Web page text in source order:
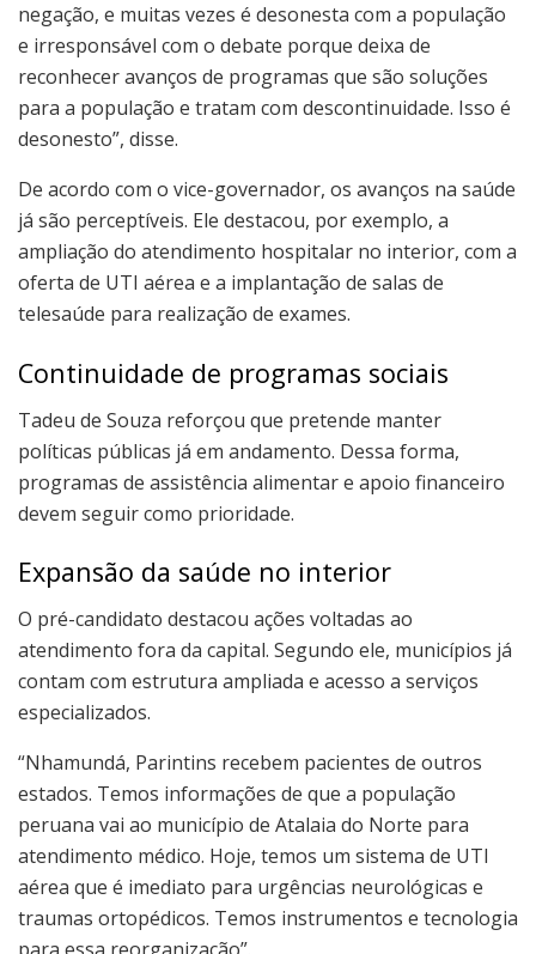
negação, e muitas vezes é desonesta com a população
e irresponsável com o debate porque deixa de
reconhecer avanços de programas que são soluções
para a população e tratam com descontinuidade. Isso é
desonesto”, disse.
De acordo com o vice-governador, os avanços na saúde
já são perceptíveis. Ele destacou, por exemplo, a
ampliação do atendimento hospitalar no interior, com a
oferta de UTI aérea e a implantação de salas de
telesaúde para realização de exames.
Continuidade de programas sociais
Tadeu de Souza reforçou que pretende manter
políticas públicas já em andamento. Dessa forma,
programas de assistência alimentar e apoio financeiro
devem seguir como prioridade.
Expansão da saúde no interior
O pré-candidato destacou ações voltadas ao
atendimento fora da capital. Segundo ele, municípios já
contam com estrutura ampliada e acesso a serviços
especializados.
“Nhamundá, Parintins recebem pacientes de outros
estados. Temos informações de que a população
peruana vai ao município de Atalaia do Norte para
atendimento médico. Hoje, temos um sistema de UTI
aérea que é imediato para urgências neurológicas e
traumas ortopédicos. Temos instrumentos e tecnologia